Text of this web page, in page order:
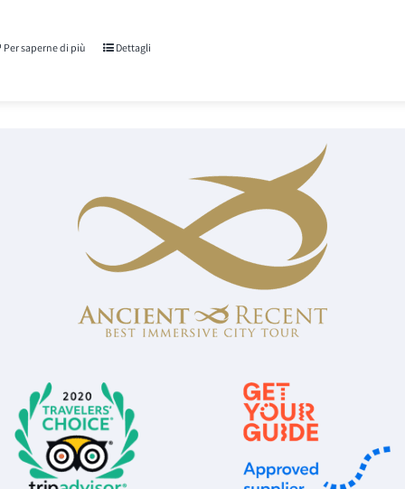
recensioni
Per saperne di più Dettagli